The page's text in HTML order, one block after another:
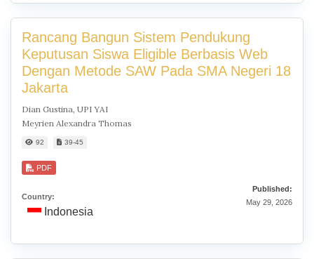
Rancang Bangun Sistem Pendukung
Keputusan Siswa Eligible Berbasis Web
Dengan Metode SAW Pada SMA Negeri 18
Jakarta
Dian Gustina, UPI YAI
Meyrien Alexandra Thomas
92 39-45
PDF
Country:
Indonesia
Published:
May 29, 2026